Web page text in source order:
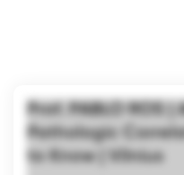
Prof. PABLO ROS
Pathologic
to Know | Vilnius